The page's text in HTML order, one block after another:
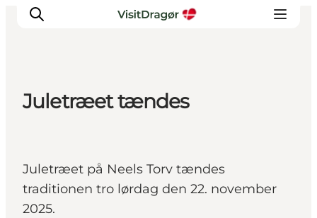
Byliv & Mad
Natur & Friluftsliv
For børn
Juletræet tændes
Juletræet på Neels Torv tændes
traditionen tro lørdag den 22. november
2025.